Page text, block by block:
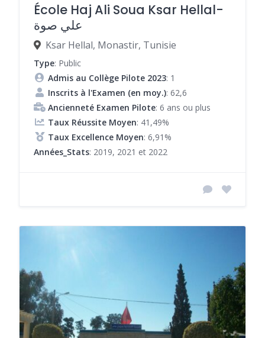
École Haj Ali Soua Ksar Hellal-
علي صوة
Ksar Hellal, Monastir, Tunisie
Type: Public
Admis au Collège Pilote 2023: 1
Inscrits à l'Examen (en moy.): 62,6
Ancienneté Examen Pilote: 6 ans ou plus
Taux Réussite Moyen: 41,49%
Taux Excellence Moyen: 6,91%
Années_Stats: 2019, 2021 et 2022